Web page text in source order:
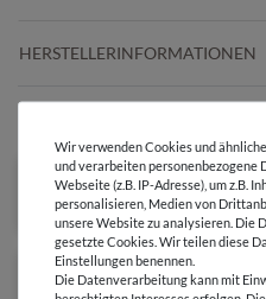
HERSTELLERINFORMATIONEN
Wir verwenden Cookies und
und verarbeiten personenbezogene
Webseite (z.B. IP-Adresse), um z.B.
personalisieren, Medien von
unsere Website zu analysieren. Die
gesetzte Cookies. Wir teilen diese
Einstellungen benennen.
Die Datenverarbeitung kann mit